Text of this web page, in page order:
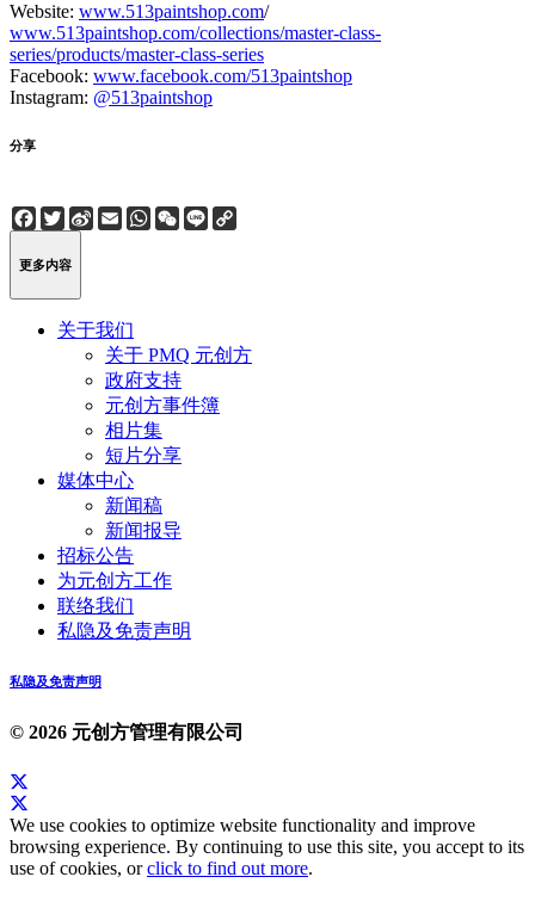
Website: www.513paintshop.com/
www.513paintshop.com/collections/master-class-
series/products/master-class-series
Facebook: www.facebook.com/513paintshop
Instagram: @513paintshop
分享
Facebook
Twitter
Sina
Weibo
EmailWhatsApp
WeChat
Line
更多内容
关于我们
关于 PMQ 元创方
政府支持
元创方事件簿
相片集
短片分享
媒体中心
新闻稿
新闻报导
招标公告
为元创方工作
联络我们
私隐及免责声明
私隐及免责声明
© 2026 元创方管理有限公司
We use cookies to optimize website functionality and improve
browsing experience. By continuing to use this site, you accept to its
use of cookies, orclick to find out more.